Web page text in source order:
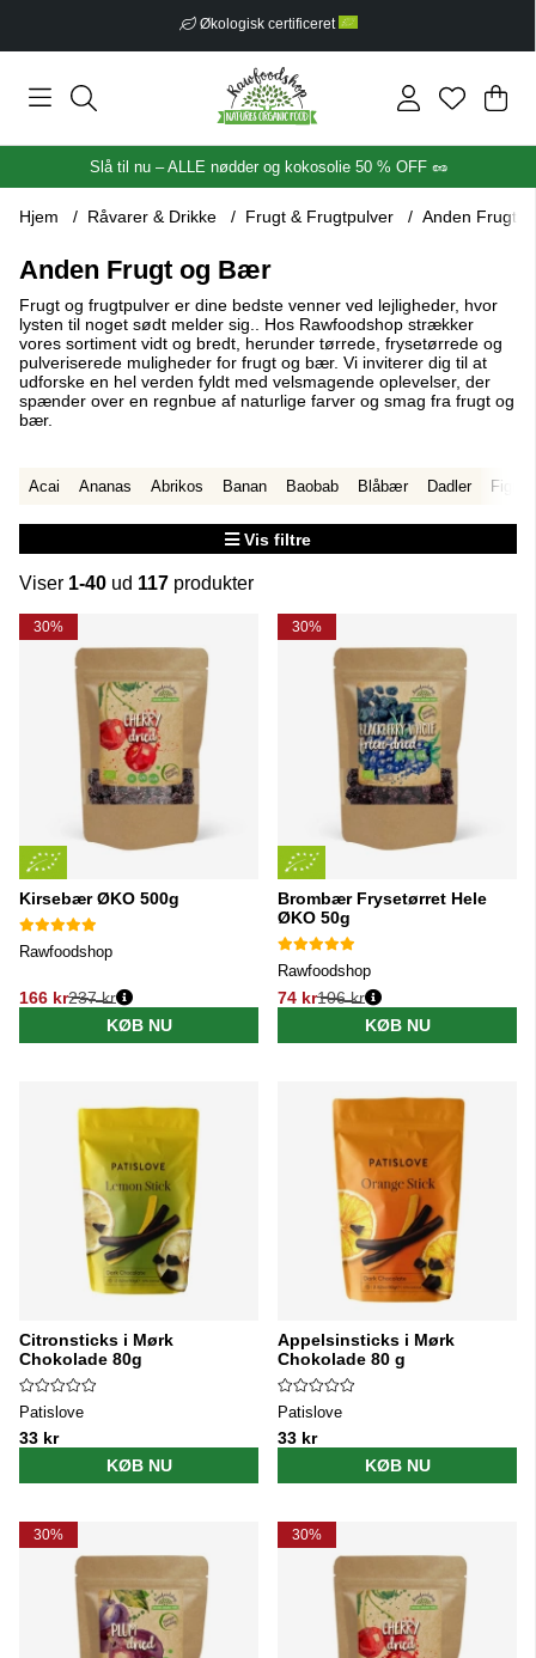
Fri fragt fra 399 kr
.
Slå til nu – ALLE nødder og kokosolie 50 % OFF 🥜
Hjem Råvarer & Drikke Frugt & Frugtpulver Anden Frugt
Anden Frugt og Bær
Frugt og frugtpulver er dine bedste venner ved lejligheder, hvor
lysten til noget sødt melder sig.. Hos Rawfoodshop strækker
vores sortiment vidt og bredt, herunder tørrede, frysetørrede og
pulveriserede muligheder for frugt og bær. Vi inviterer dig til at
udforske en hel verden fyldt med velsmagende oplevelser, der
spænder over en regnbue af naturlige farver og smag fra frugt og
bær.
Acai Ananas Abrikos Banan Baobab Blåbær Dadler Figner
Vis filtre
Viser 1-40 ud 117 produkter
Produkter
30%
Kirsebær ØKO 500g
Rawfoodshop
166 kr
Normalpris:
237 kr
KØB NU
30%
Brombær Frysetørret Hele
ØKO 50g
Rawfoodshop
74 kr
Normalpris:
106 kr
KØB NU
Citronsticks i Mørk
Chokolade 80g
Patislove
33 kr
KØB NU
Appelsinsticks i Mørk
Chokolade 80 g
Patislove
33 kr
KØB NU
30% 30%